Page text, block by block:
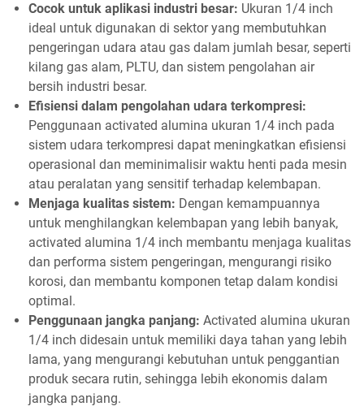
Cocok untuk aplikasi industri besar: Ukuran 1/4 inch
ideal untuk digunakan di sektor yang membutuhkan
pengeringan udara atau gas dalam jumlah besar, seperti
kilang gas alam, PLTU, dan sistem pengolahan air
bersih industri besar.
Efisiensi dalam pengolahan udara terkompresi:
Penggunaan activated alumina ukuran 1/4 inch pada
sistem udara terkompresi dapat meningkatkan efisiensi
operasional dan meminimalisir waktu henti pada mesin
atau peralatan yang sensitif terhadap kelembapan.
Menjaga kualitas sistem: Dengan kemampuannya
untuk menghilangkan kelembapan yang lebih banyak,
activated alumina 1/4 inch membantu menjaga kualitas
dan performa sistem pengeringan, mengurangi risiko
korosi, dan membantu komponen tetap dalam kondisi
optimal.
Penggunaan jangka panjang: Activated alumina ukuran
1/4 inch didesain untuk memiliki daya tahan yang lebih
lama, yang mengurangi kebutuhan untuk penggantian
produk secara rutin, sehingga lebih ekonomis dalam
jangka panjang.